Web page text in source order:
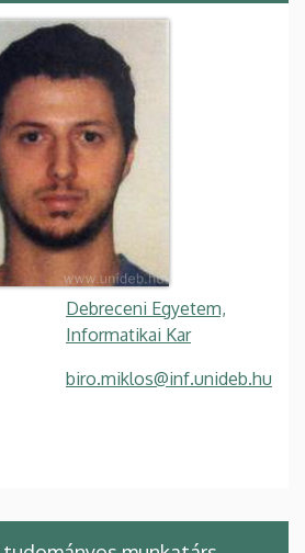
Debreceni Egyetem,
Informatikai Kar
biro.miklos@inf.unideb.hu